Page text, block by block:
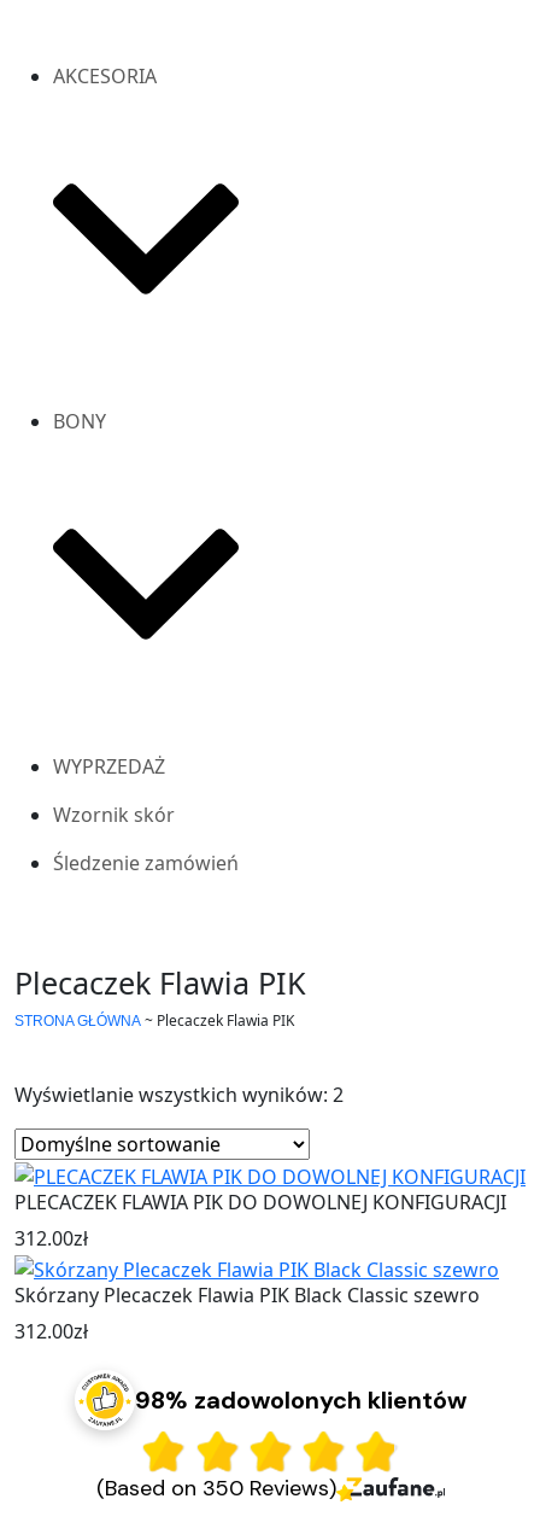
AKCESORIA
BONY
WYPRZEDAŻ
Wzornik skór
Śledzenie zamówień
Plecaczek Flawia PIK
STRONA GŁÓWNA ~ Plecaczek Flawia PIK
Wyświetlanie wszystkich wyników: 2
PLECACZEK FLAWIA PIK DO DOWOLNEJ KONFIGURACJI
312.00zł
Skórzany Plecaczek Flawia PIK Black Classic szewro
312.00zł
98% zadowolonych klientów
(Based on 350 Reviews)